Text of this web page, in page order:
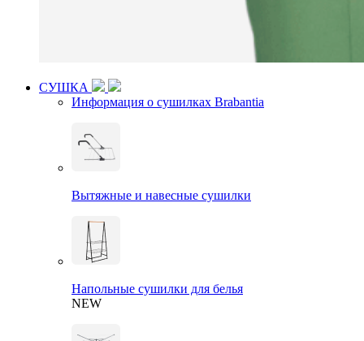
СУШКА
Информация о сушилках Brabantia
Вытяжные и навесные сушилки
Напольные сушилки для белья
NEW